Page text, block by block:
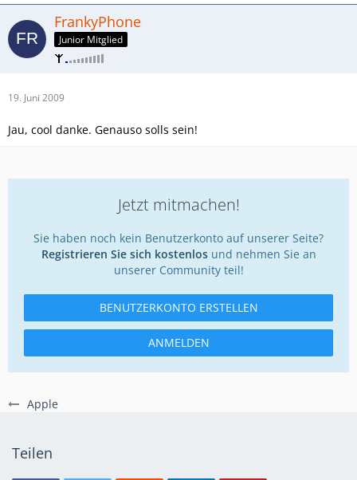
Apple
FrankyPhone
Junior Mitglied
19. Juni 2009
Jau, cool danke. Genauso solls sein!
Jetzt mitmachen!
Sie haben noch kein Benutzerkonto auf unserer Seite?
Registrieren Sie sich kostenlosund nehmen Sie an
unserer Community teil!
BENUTZERKONTO ERSTELLEN
ANMELDEN
Teilen